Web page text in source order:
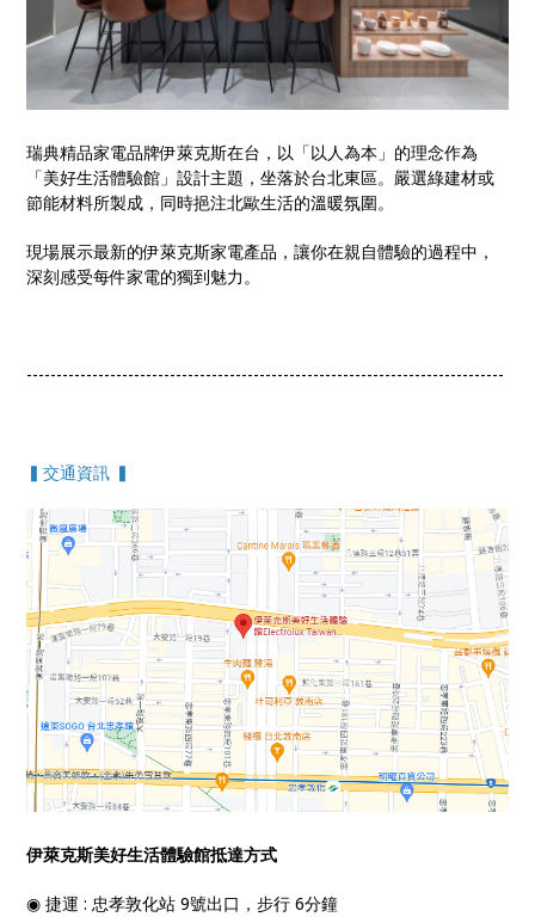
瑞典精品家電品牌伊萊克斯在台，以「以人為本」的理念作為
「美好生活體驗館」設計主題，坐落於台北東區。嚴選綠建材或
節能材料所製成，同時挹注北歐生活的溫暖氛圍。
現場展示最新的伊萊克斯家電產品，讓你在親自體驗的過程中，
深刻感受每件家電的獨到魅力。
--------------------------------------------------------------------------------
▍交通資訊 ▍
伊萊克斯美好生活體驗館抵達方式
◉ 捷運 : 忠孝敦化站 9號出口，步行 6分鐘